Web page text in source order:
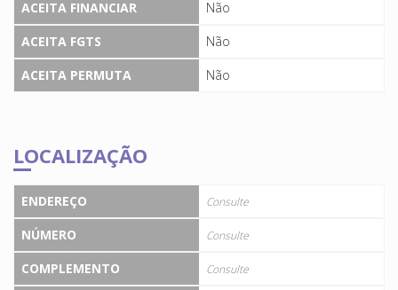
ACEITA FINANCIAR
Não
ACEITA FGTS
Não
ACEITA PERMUTA
Não
LOCALIZAÇÃO
ENDEREÇO Consulte
NÚMERO Consulte
COMPLEMENTO Consulte